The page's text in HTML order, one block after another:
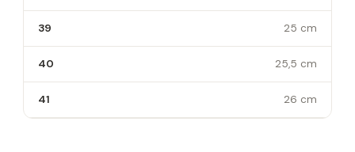
39 25 cm
40 25,5 cm
41 26 cm